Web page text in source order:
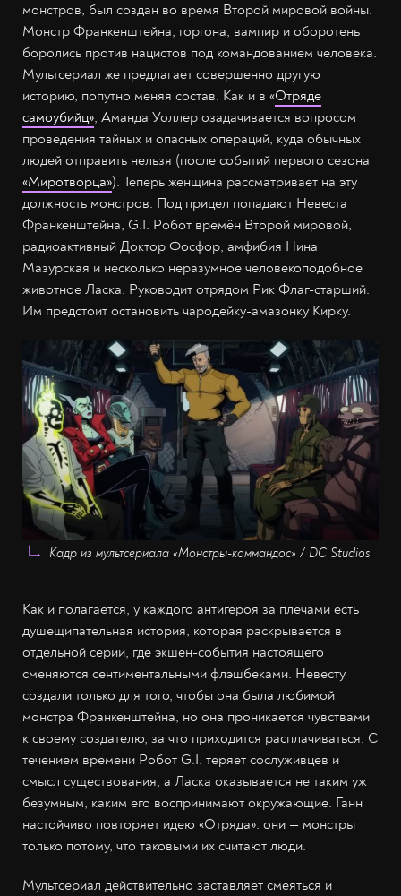
монстров, был создан во время Второй мировой войны.
Монстр Франкенштейна, горгона, вампир и оборотень
боролись против нацистов под командованием человека.
Мультсериал же предлагает совершенно другую
историю, попутно меняя состав. Как и в «Отряде
самоубийц», Аманда Уоллер озадачивается вопросом
проведения тайных и опасных операций, куда обычных
людей отправить нельзя (после событий первого сезона
«Миротворца»). Теперь женщина рассматривает на эту
должность монстров. Под прицел попадают Невеста
Франкенштейна, G.I. Робот времён Второй мировой,
радиоактивный Доктор Фосфор, амфибия Нина
Мазурская и несколько неразумное человекоподобное
животное Ласка. Руководит отрядом Рик Флаг-старший.
Им предстоит остановить чародейку-амазонку Кирку.
Кадр из мультсериала «Монстры-коммандос» / DC Studios
Как и полагается, у каждого антигероя за плечами есть
душещипательная история, которая раскрывается в
отдельной серии, где экшен-события настоящего
сменяются сентиментальными флэшбеками. Невесту
создали только для того, чтобы она была любимой
монстра Франкенштейна, но она проникается чувствами
к своему создателю, за что приходится расплачиваться. С
течением времени Робот G.I. теряет сослуживцев и
смысл существования, а Ласка оказывается не таким уж
безумным, каким его воспринимают окружающие. Ганн
настойчиво повторяет идею «Отряда»: они — монстры
только потому, что таковыми их считают люди.
Мультсериал действительно заставляет смеяться и